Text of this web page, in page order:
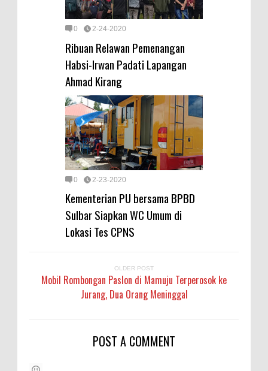
0 2-24-2020
Ribuan Relawan Pemenangan
Habsi-Irwan Padati Lapangan
Ahmad Kirang
0 2-23-2020
Kementerian PU bersama BPBD
Sulbar Siapkan WC Umum di
Lokasi Tes CPNS
OLDER POST
Mobil Rombongan Paslon di Mamuju Terperosok ke
Jurang, Dua Orang Meninggal
POST A COMMENT